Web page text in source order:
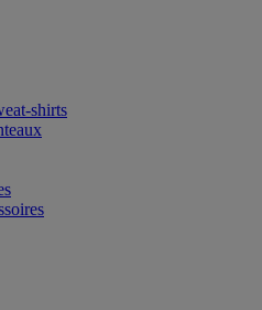
shirts